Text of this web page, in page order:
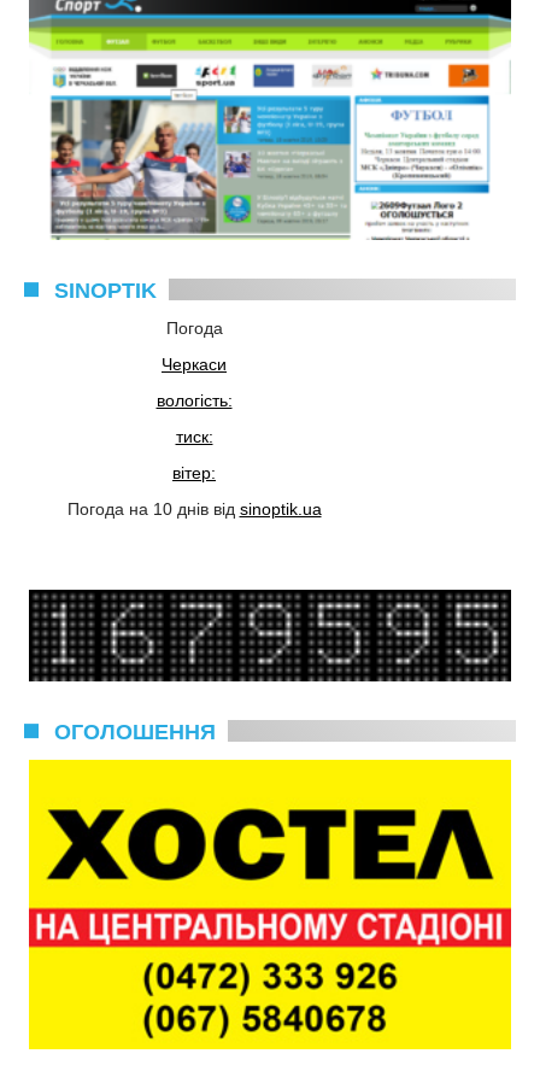
SINOPTIK
Погода
Черкаси
вологість:
тиск:
вітер:
Погода на 10 днів від sinoptik.ua
ОГОЛОШЕННЯ